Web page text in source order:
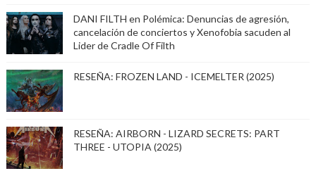
DANI FILTH en Polémica: Denuncias de agresión,
cancelación de conciertos y Xenofobia sacuden al
Lider de Cradle Of Filth
RESEÑA: FROZEN LAND - ICEMELTER (2025)
RESEÑA: AIRBORN - LIZARD SECRETS: PART
THREE - UTOPIA (2025)